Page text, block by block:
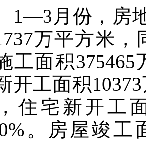
1—3 月份，房
万平方米，
工面积375465
开工面积10373
住宅新开工
。房屋竣工